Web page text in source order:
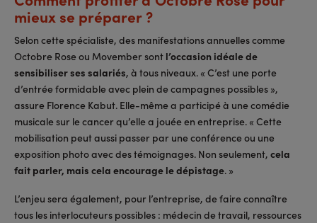
mieux se préparer ?
Selon cette spécialiste, des manifestations annuelles comme
Octobre Rose ou Movember sont l’occasion idéale de
sensibiliser ses salariés, à tous niveaux. « C’est une porte
d’entrée formidable avec plein de campagnes possibles »,
assure Florence Kabut. Elle-même a participé à une comédie
musicale sur le cancer qu’elle a jouée en entreprise. « Cette
mobilisation peut aussi passer par une conférence ou une
exposition photo avec des témoignages. Non seulement, cela
fait parler, mais cela encourage le dépistage. »
L’enjeu sera également, pour l’entreprise, de faire connaître
tous les interlocuteurs possibles : médecin de travail, ressources